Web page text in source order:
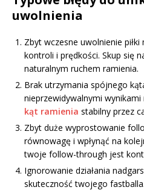
uwolnienia
Zbyt wczesne uwolnienie
kontroli i prędkości. Skup się
naturalnym ruchem ramienia.
Brak utrzymania spójnego
nieprzewidywalnymi
kąt ramienia stabilny przez
Zbyt duże wyprostowanie
równowagę i wpłynąć na
twoje follow-through jest
Ignorowanie działania
skuteczność twojego